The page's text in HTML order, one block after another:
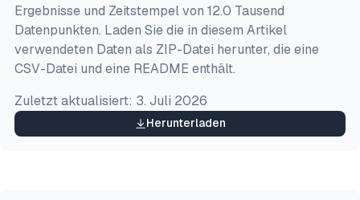
@misc{sipi2026,
  author = {Şipi, Nazlı},
title  = {{Top 6 Apple App Store Scraper:
  year   = {2026},
  month  = may,
  note   = {AIMultiple. Abgerufen am 14. Mai 2026}
}
Ergebnisse und Zeitstempel von 12.0 Tausend
Datenpunkten. Laden Sie die in diesem Artikel
verwendeten Daten als ZIP-Datei herunter, die eine
CSV-Datei und eine README enthält.
Zuletzt aktualisiert: 3. Juli 2026
Herunterladen